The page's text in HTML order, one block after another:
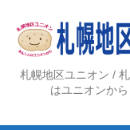
札幌地区ユニオン /
はユニオンか